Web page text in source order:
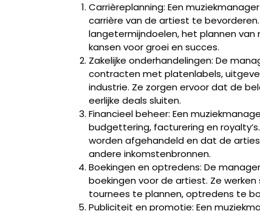
Carrièreplanning: Een
carrière van de artiest te
langetermijndoelen, het plannen
kansen voor groei en succes.
Zakelijke onderhandelingen: De
contracten met platenlabels,
industrie. Ze zorgen ervoor dat de
eerlijke deals sluiten.
Financieel beheer: Een
budgettering, facturering en
worden afgehandeld en dat de
andere inkomstenbronnen.
Boekingen en optredens: De
boekingen voor de artiest. Ze
tournees te plannen, optredens te
Publiciteit en promotie: Een